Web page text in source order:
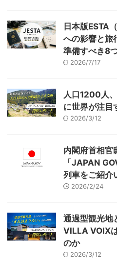
日本版ESTA
への影響と旅
準備すべき8
2026/7/17
人口1200人
に世界が注目
2026/3/12
内閣府首相官
「JAPAN
列車をご紹介
2026/2/24
通過型観光地
VILLA VOIX
のか
2026/3/12